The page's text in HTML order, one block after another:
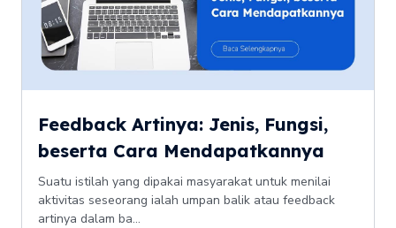
Feedback Artinya: Jenis, Fungsi,
beserta Cara Mendapatkannya
Suatu istilah yang dipakai masyarakat untuk menilai
aktivitas seseorang ialah umpan balik atau feedback
artinya dalam ba...